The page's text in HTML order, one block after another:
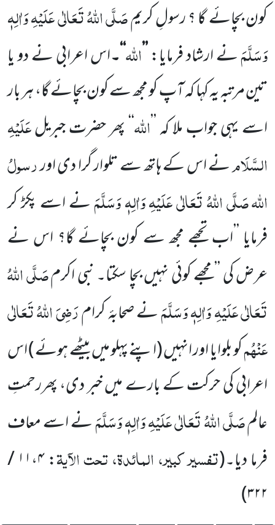
کون بچائے گا ؟رسولِ کریمصَلَّی اللہُ تَعَالٰی عَلَیْہِ وَاٰلِہٖ
وَسَلَّمَنے ارشاد فرمایا:’’اللہ‘‘۔اس اعرابی نے دو یا
تین مرتبہ یہ کہا کہ آپ کو مجھ سے کونبچائے گا، ہر بار
اسے یہی جواب ملا کہ’’اللہ‘‘ پھر حضرت جبریلعَلَیْہِ
السَّلَامنے اس کے ہاتھ سے تلوار گرا دی اوررسولُ
اللہصَلَّی اللہُ تَعَالٰی عَلَیْہِ وَاٰلِہٖ وَسَلَّمَنے اسے پکڑ کر
فرمایا ’’اب تجھے مجھ سے کون بچائے گا؟ اس نے
عرض کی ’’مجھے کوئی نہیں بچا سکتا۔ نبیاکرمصَلَّی اللہُ
تَعَالٰی عَلَیْہِ وَاٰلِہٖ وَسَلَّمَنے صحابۂ کرامرَضِیَ اللہُ تَعَالٰی
عَنْہُمکو بلوایا اور انہیں(اپنے پہلو میں بیٹھے ہوئے )اس
اعرابیکی حرکت کے بارے میں خبر دی، پھررحمتِ
عالمصَلَّی اللہُ تَعَالٰی عَلَیْہِ وَاٰلِہٖ وَسَلَّمَنے اسے معاف
فرما دیا۔(تفسیر کبیر، المائدۃ، تحت الآیۃ
: ۱۱،۴ /
۳۲۲)